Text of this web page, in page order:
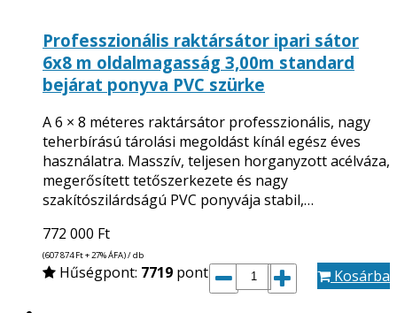
Professzionális raktársátor ipari sátor
6x8 m oldalmagasság 3,00m standard
bejárat ponyva PVC szürke
A 6 × 8 méteres raktársátor professzionális, nagy
teherbírású tárolási megoldást kínál egész éves
használatra. Masszív, teljesen horganyzott acélváza,
megerősített tetőszerkezete és nagy
szakítószilárdságú PVC ponyvája stabil,…
772 000 Ft
(607 874Ft+ 27% ÁFA) / db
Hűségpont: 7719 pont Kosárba